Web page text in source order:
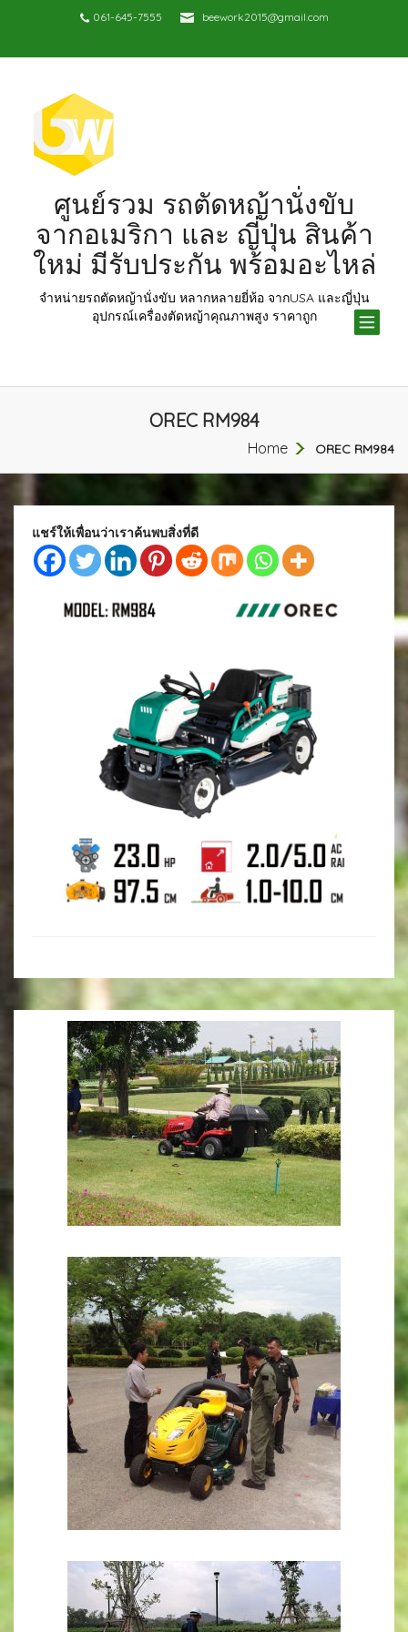
061-645-7555 beework2015@gmail.com
ศูนย์รวม รถตัดหญ้านั่งขับ
จากอเมริกา และ ญี่ปุ่น สินค้า
ใหม่ มีรับประกัน พร้อมอะไหล่
จำหน่ายรถตัดหญ้านั่งขับ หลากหลายยี่ห้อ จากUSA และญี่ปุ่น
อุปกรณ์เครื่องตัดหญ้าคุณภาพสูง ราคาถูก
OREC RM984
Home OREC RM984
แชร์ให้เพื่อนว่าเราค้นพบสิ่งที่ดี